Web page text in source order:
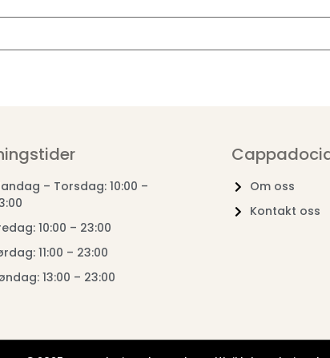
– Torsdag: 10:00 –
10:00 – 23:00
11:00 – 23:00
13:00 – 23:00
Om oss
Kontakt oss